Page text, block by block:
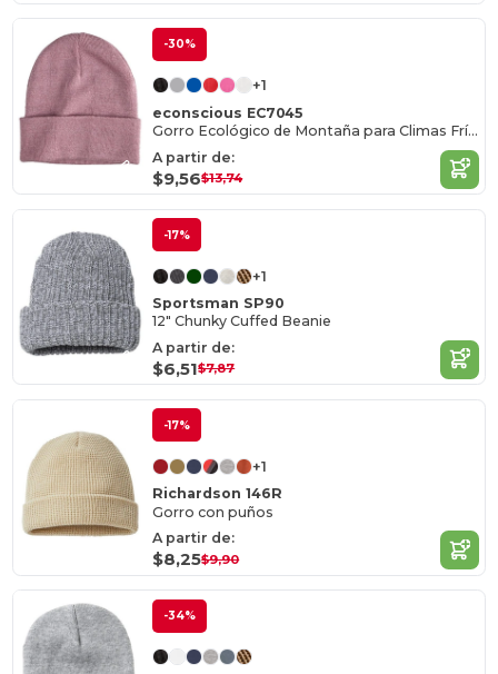
-30%
+1
econscious EC7045
Gorro Ecológico de Montaña para Climas Fríos
A partir de:
$9,56$13,74
-17%
+1
Sportsman SP90
12" Chunky Cuffed Beanie
A partir de:
$6,51$7,87
-17%
+1
Richardson 146R
Gorro con puños
A partir de:
$8,25$9,90
-34%